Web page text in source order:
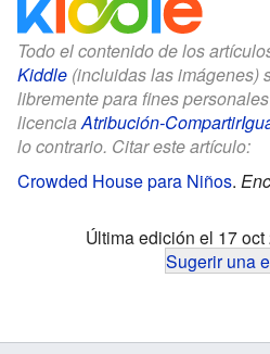
Todo el contenido de los
Kiddle (incluidas las imágenes)
libremente para fines
licenciaAtribución-
lo contrario. Citar este artículo:
Crowded House para Niños.
Última edición el 17
Sugerir una